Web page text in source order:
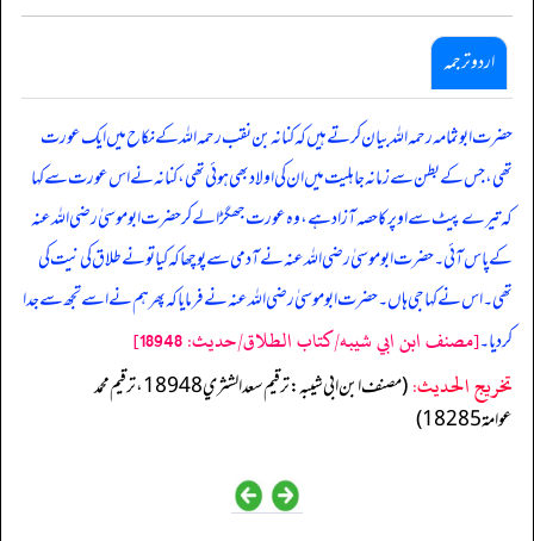
اردو ترجمہ
حضرت ابو ثمامہ رحمہ اللہ بیان کرتے ہیں کہ کنانہ بن نقب رحمہ اللہ کے نکاح میں ایک عورت
تھی، جس کے بطن سے زمانہ جاہلیت میں ان کی اولاد بھی ہوئی تھی، کنانہ نے اس عورت سے کہا
کہ تیرے پیٹ سے اوپر کا حصہ آزاد ہے، وہ عورت جھگڑا لے کر حضرت ابوموسیٰ رضی اللہ عنہ
کے پاس آئی۔ حضرت ابو موسیٰ رضی اللہ عنہ نے آدمی سے پوچھا کہ کیا تو نے طلاق کی نیت کی
تھی۔ اس نے کہا جی ہاں۔ حضرت ابوموسیٰ رضی اللہ عنہ نے فرمایا کہ پھر ہم نے اسے تجھ سے جدا
کردیا۔[مصنف ابن ابي شيبه/كتاب الطلاق/حدیث: 18948]
تخریج الحدیث:
(مصنف ابن ابي شيبه: ترقيم سعد الشثري 18948، ترقيم محمد
عوامة 18285)